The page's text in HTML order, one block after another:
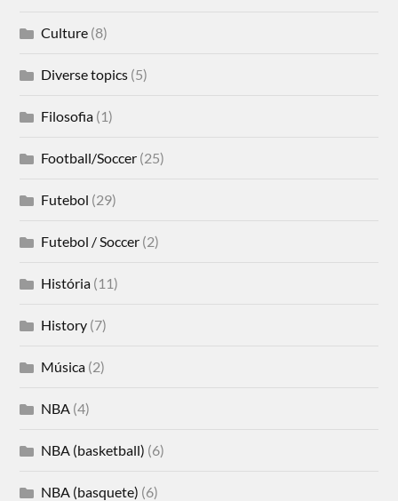
Culture (8)
Diverse topics (5)
Filosofia (1)
Football/Soccer (25)
Futebol (29)
Futebol / Soccer (2)
História (11)
History (7)
Música (2)
NBA (4)
NBA (basketball) (6)
NBA (basquete) (6)